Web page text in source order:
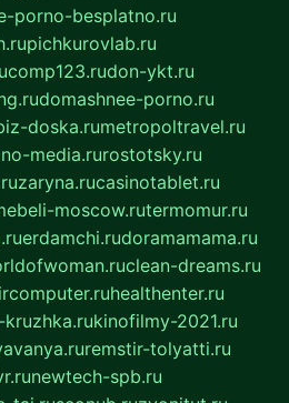
porno-besplatno.ru
pichkurovlab.ru
comp123.rudon-ykt.ru
domashnee-porno.ru
doska.rumetropoltravel.ru
media.rurostotsky.ru
zaryna.rucasinotablet.ru
moscow.rutermomur.ru
erdamchi.rudoramamama.ru
clean-dreams.ru
healthenter.ru
kinofilmy-2021.ru
remstir-tolyatti.ru
newtech-spb.ru